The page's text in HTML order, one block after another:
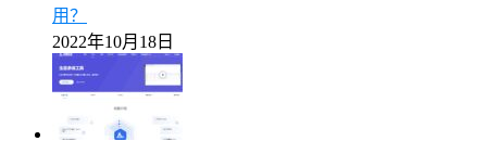
用？
2022年10月18日